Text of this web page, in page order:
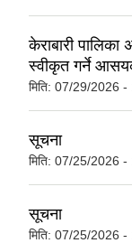
केराबारी
स्वीकृत गर्ने
मिति: 07/29/2026 -
सूचना
मिति: 07/25/2026 -
सूचना
मिति: 07/25/2026 -